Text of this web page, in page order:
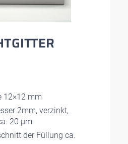
12×12 mm
2mm, verzinkt,
20 µm
der Füllung ca.